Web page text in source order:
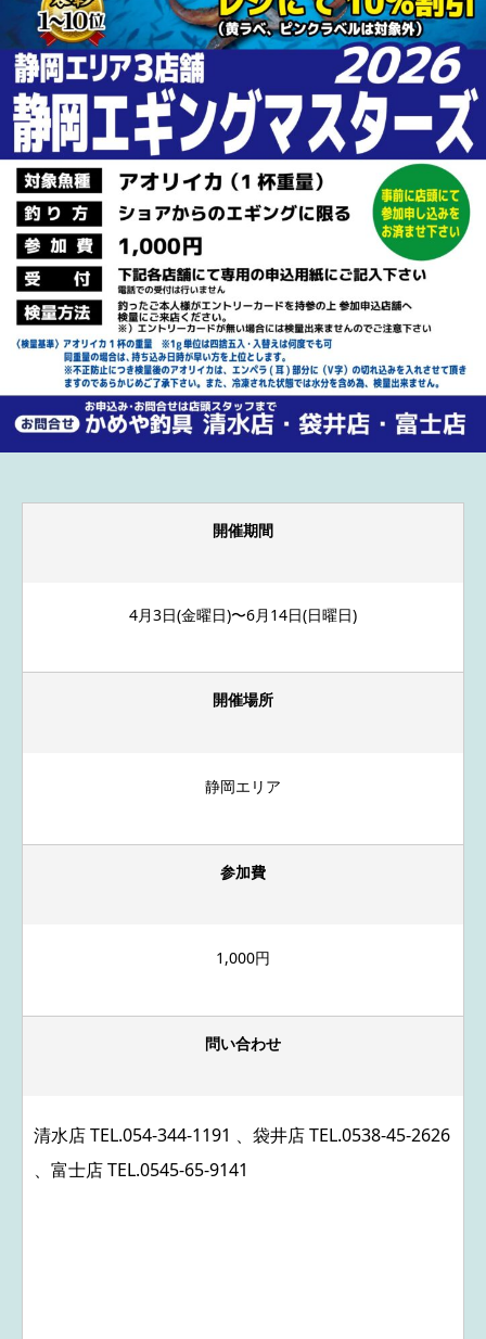
開催期間
4月3日(金曜日)〜6月14日(日曜日)
開催場所
静岡エリア
参加費
1,000円
問い合わせ
清水店 TEL.054-344-1191 、袋井店 TEL.0538-45-2626
、富士店 TEL.0545-65-9141